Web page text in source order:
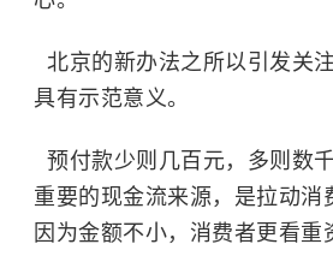
北京的新办法之所以引发关
具有示范意义。
预付款少则几百元，多则数
重要的现金流来源，是拉动消
因为金额不小，消费者更看重